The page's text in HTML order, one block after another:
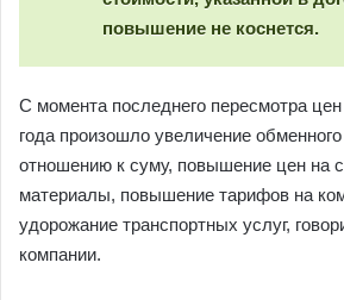
повышение не коснется.
С момента последнего пересмотра
года произошло увеличение
отношению к суму, повышение цен на
материалы, повышение тарифов на
удорожание транспортных услуг,
компании.